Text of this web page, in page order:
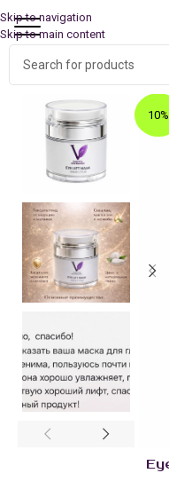
Skip to navigation
Skip to main content
Главная»Магазин »Eye Lift Mask
10%